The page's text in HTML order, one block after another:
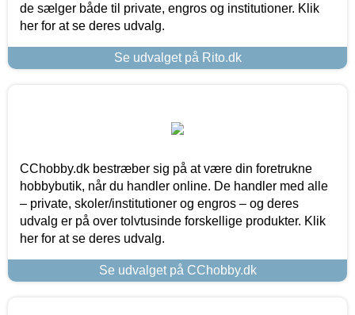
de sælger både til private, engros og institutioner. Klik
her for at se deres udvalg.
Se udvalget på Rito.dk
CChobby.dk bestræber sig på at være din foretrukne
hobbybutik, når du handler online. De handler med alle
– private, skoler/institutioner og engros – og deres
udvalg er på over tolvtusinde forskellige produkter. Klik
her for at se deres udvalg.
Se udvalget på CChobby.dk